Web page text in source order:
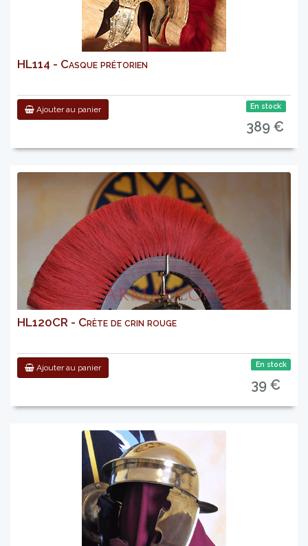
HL114 - Casque prétorien
Ajouter au panier En stock
389 €
HL120CR - Crète de crin rouge
Ajouter au panier En stock
39 €